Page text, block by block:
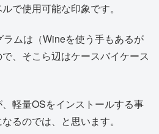
で使用可能な印象です。
ムは（Wineを使う手もあるが
、そこら辺はケースバイケース
軽量OSをインストールする事
るのでは、と思います。